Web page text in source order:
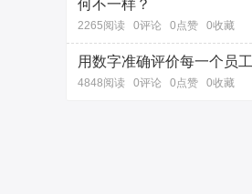
何不一样？
2265阅读 0评论 0点赞 0收藏
用数字准确评价每一个员工
4848阅读 0评论 0点赞 0收藏